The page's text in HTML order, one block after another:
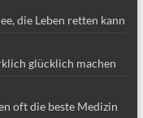
die Leben retten kann
glücklich machen
oft die beste Medizin